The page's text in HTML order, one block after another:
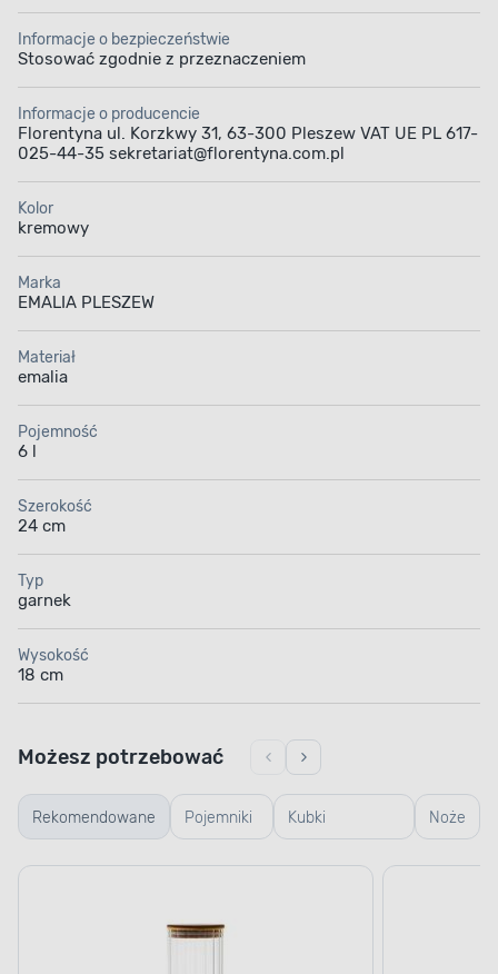
Informacje o bezpieczeństwie
Stosować zgodnie z przeznaczeniem
Informacje o producencie
Florentyna ul. Korzkwy 31, 63-300 Pleszew VAT UE PL 617-
025-44-35 sekretariat@florentyna.com.pl
Kolor
kremowy
Marka
EMALIA PLESZEW
Materiał
emalia
Pojemność
6 l
Szerokość
24 cm
Typ
garnek
Wysokość
18 cm
Rekomendowane Pojemniki
szklane
Kubki
termiczne i
Noże
Możesz potrzebować